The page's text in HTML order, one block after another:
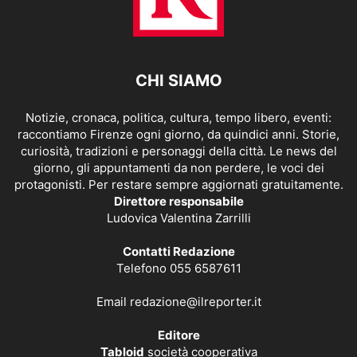
CHI SIAMO
Notizie, cronaca, politica, cultura, tempo libero, eventi:
raccontiamo Firenze ogni giorno, da quindici anni. Storie,
curiosità, tradizioni e personaggi della città. Le news del
giorno, gli appuntamenti da non perdere, le voci dei
protagonisti. Per restare sempre aggiornati gratuitamente.
Direttore responsabile
Ludovica Valentina Zarrilli
Contatti Redazione
Telefono 055 6587611
Email redazione@ilreporter.it
Editore
Tabloid società cooperativa